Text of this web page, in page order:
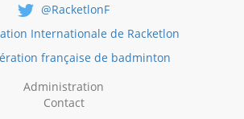
@RacketlonF
Internationale de Racketlon
française de badminton
Administration
Contact